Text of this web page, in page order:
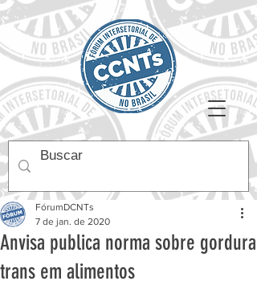
Anvisa publica norma sobre gordura
trans em alimentos
FórumDCNTs
7 de jan. de 2020